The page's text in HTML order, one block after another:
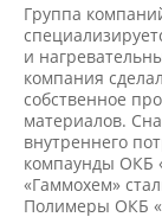
Группа
и
компания
собственное
материалов.
внутреннего
компаунды ОКБ
«Гаммохем»
Полимеры ОКБ